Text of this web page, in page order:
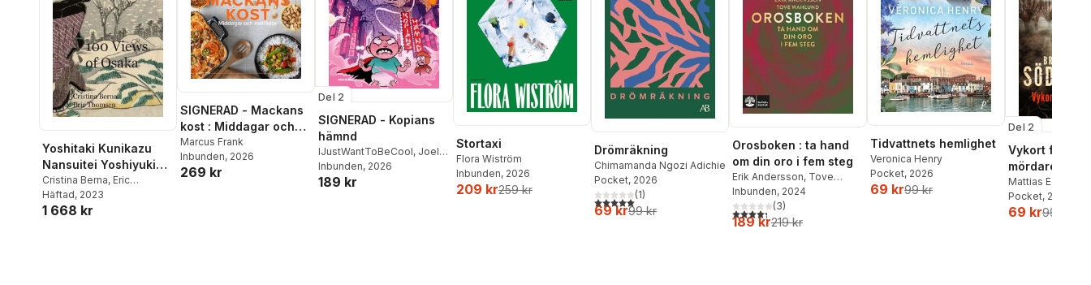
Yoshitaki Kunikazu
Nansuitei Yoshiyuki
100 Views of Osaka
Cristina Berna, Eric
Thomsen
Häftad, 2023
1 668 kr
SIGNERAD - Mackans
kost : Middagar och
matlådor
Marcus Frank
Inbunden, 2026
269 kr
Del 2
SIGNERAD - Kopians
hämnd
IJustWantToBeCool, Joel
Adolphson,Emil Ejdemo
Beer ,Victor Beer
Inbunden, 2026
189 kr
Stortaxi
Flora Wiström
Inbunden, 2026
209 kr259 kr
Drömräkning
Chimamanda Ngozi Adichie
Pocket, 2026
5,0utav 5 stjärnor. Totalt antal röster:
(1)
69 kr99 kr
Orosboken : ta hand
om din oro i fem steg
Erik Andersson, Tove
Wahlund
Inbunden, 2024
4,3utav 5 stjärnor. Totalt antal röster:
(3)
189 kr219 kr
Tidvattnets hemlighet
Veronica Henry
Pocket, 2026
69 kr99 kr
Del 2
Vykort från en
mördare
Mattias
Pocket, 2026
69 kr99 kr